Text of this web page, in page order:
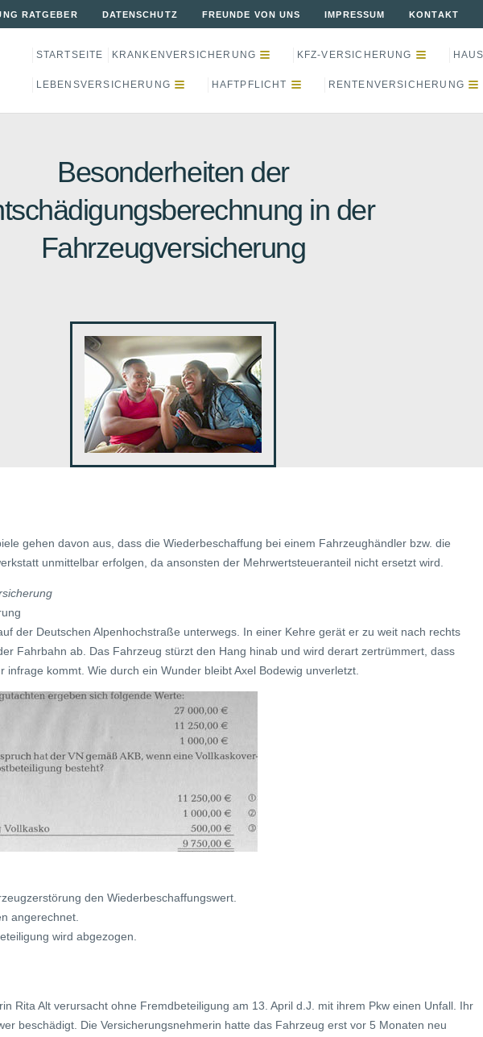
RATGEBER DATENSCHUTZ FREUNDE VON UNS IMPRESSUM KONTAKT
STARTSEITE KRANKENVERSICHERUNG KFZ-VERSICHERUNG
LEBENSVERSICHERUNG HAFTPFLICHT RENTENVERSICHERUNG
Besonderheiten der
in der
Fahrzeugversicherung
gehen davon aus, dass die Wiederbeschaffung bei einem Fahrzeughändler bzw. die
unmittelbar erfolgen, da ansonsten der Mehrwertsteueranteil nicht ersetzt wird.
der Deutschen Alpenhochstraße unterwegs. In einer Kehre gerät er zu weit nach rechts
Fahrbahn ab. Das Fahrzeug stürzt den Hang hinab und wird derart zertrümmert, dass
infrage kommt. Wie durch ein Wunder bleibt Axel Bodewig unverletzt.
den Wiederbeschaffungswert.
angerechnet.
wird abgezogen.
Rita Alt verursacht ohne Fremdbeteiligung am 13. April d.J. mit ihrem Pkw einen Unfall. Ihr
beschädigt. Die Versicherungsnehmerin hatte das Fahrzeug erst vor 5 Monaten neu